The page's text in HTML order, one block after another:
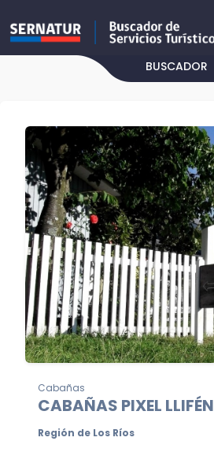
BUSCADOR
Cabañas
CABAÑAS PIXEL LLIFÉN
Región de Los Ríos